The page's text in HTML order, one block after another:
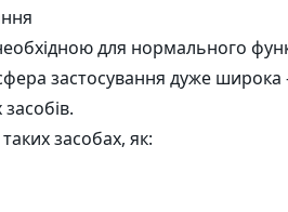
для нормального
застосування дуже широка
засобах, як: